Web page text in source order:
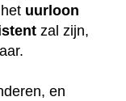
uurloon
zal zijn,
en